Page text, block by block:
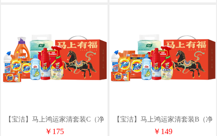
【宝洁】马上鸿运家清套装C（净
含量4881g)
￥175
【宝洁】马上鸿运家清套装B（净
含量4171g）
￥149